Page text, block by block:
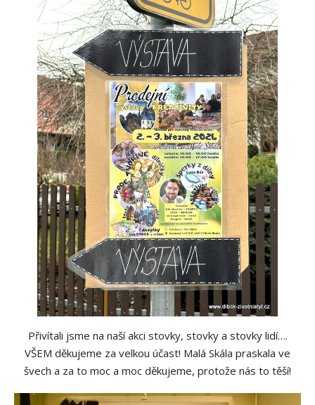
Přivítali jsme na naší akci stovky, stovky a stovky lidí….
VŠEM děkujeme za velkou účast! Malá Skála praskala ve
švech a za to moc a moc děkujeme, protože nás to těší!